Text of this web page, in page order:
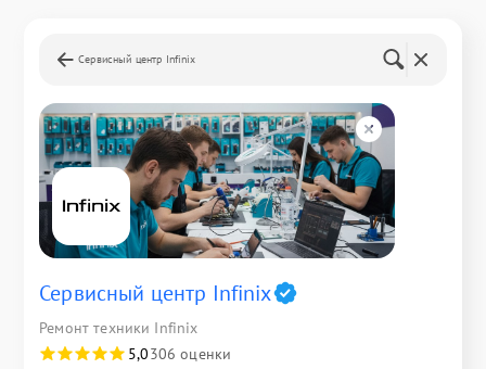
Сервисный центр Infinix
Сервисный центр Infinix
Ремонт техники Infinix
5,0306 оценки